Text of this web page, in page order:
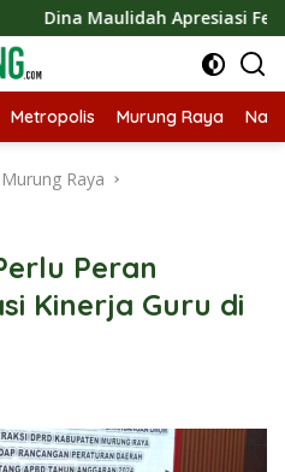
Apresiasi Festival
Metropolis Murung Raya
Raya
Peran
Kinerja Guru di